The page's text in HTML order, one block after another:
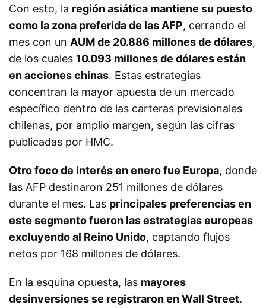
Con esto, la región asiática mantiene su puesto
como la zona preferida de las AFP, cerrando el
mes con un AUM de 20.886 millones de dólares,
de los cuales 10.093 millones de dólares están
en acciones chinas. Estas estrategias
concentran la mayor apuesta de un mercado
específico dentro de las carteras previsionales
chilenas, por amplio margen, según las cifras
publicadas por HMC.
Otro foco de interés en enero fue Europa, donde
las AFP destinaron 251 millones de dólares
durante el mes. Las principales preferencias en
este segmento fueron las estrategias europeas
excluyendo al Reino Unido, captando flujos
netos por 168 millones de dólares.
En la esquina opuesta, las mayores
desinversiones se registraron en Wall Street.